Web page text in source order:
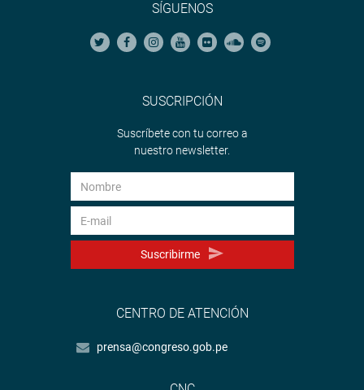
SÍGUENOS
SUSCRIPCIÓN
Suscríbete con tu correo a
nuestro newsletter.
Suscribirme
CENTRO DE ATENCIÓN
prensa@congreso.gob.pe